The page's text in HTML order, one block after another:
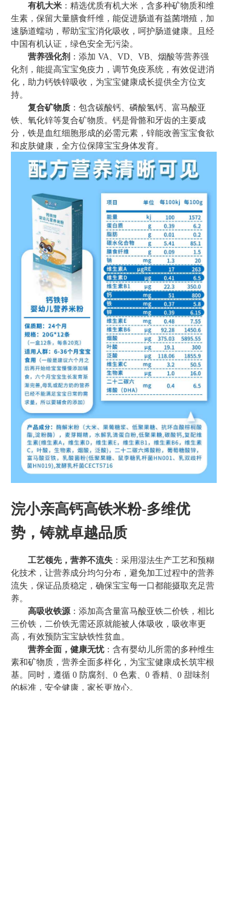
有机大米：精选优质有机大米，含多种矿物质和维
生素，保留大量膳食纤维，能促进肠道有益菌增殖，加
速肠道蠕动，帮助宝宝消化吸收，呵护肠道健康。且经
中国有机认证，绿色安全无污染。
营养强化剂 ：添加 VA、VD、VB、烟酸等营养强
化剂，能提高宝宝免疫力，调节免疫系统，有效促进消
化，助力钙铁锌吸收，为宝宝健康成长提供全方位支
持。
复合矿物质：包含碳酸钙、磷酸氢钙、富马酸亚
铁、氧化锌等复合矿物质。钙是骨骼和牙齿的主要成
分，铁是血红细胞形成的必需元素，锌能改善宝宝食欲
和皮肤健康，全方位保障宝宝身体发育。
浣小亲高钙高铁米粉-多维优
势，铸就卓越品质
工艺领先，营养不流失：采用湿法生产工艺和预糊
化技术，让营养成分均匀分布，避免加工过程中的营养
流失，保证品质稳定，确保宝宝每一口都能摄取充足营
养。
高吸收铁源：添加高含量富马酸亚铁二价铁，相比
三价铁，二价铁无需还原就能被人体吸收，吸收率更
高，有效预防宝宝缺铁性贫血。
营养全面，健康无忧：含有婴幼儿所需的多种维生
素和矿物质，营养全面多样化，为宝宝健康成长筑牢根
基。同时，遵循 0 防腐剂、0 色素、0 香精、0 甜味剂
的标准，安全健康，家长更放心。